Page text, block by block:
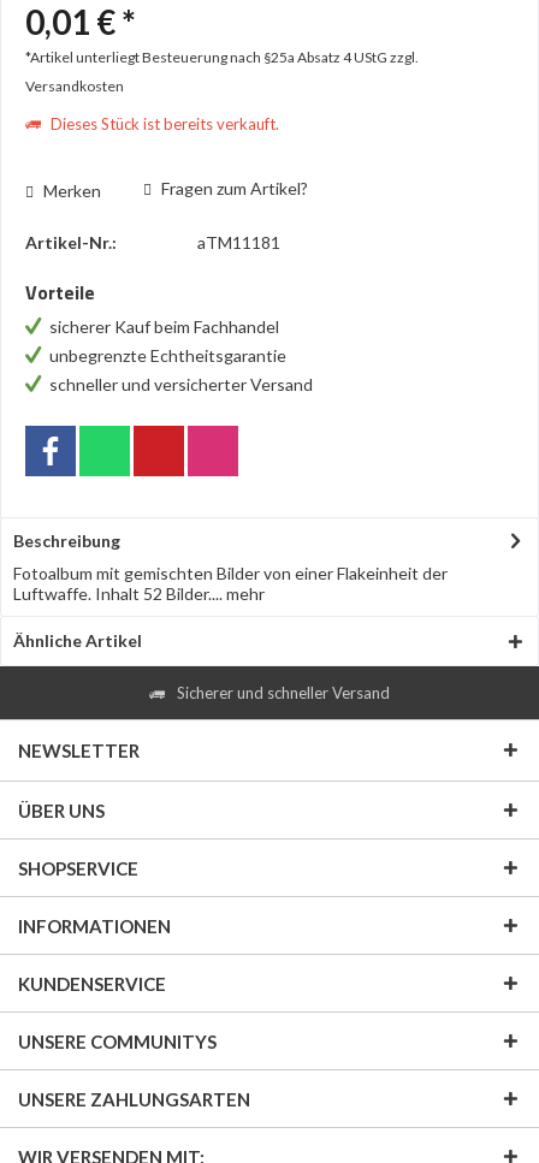
0,01 € *
*Artikel unterliegt Besteuerung nach §25a Absatz 4 UStG zzgl.
Versandkosten
Dieses Stück ist bereits verkauft.
Merken Fragen zum Artikel?
Artikel-Nr.: aTM11181
Vorteile
sicherer Kauf beim Fachhandel
unbegrenzte Echtheitsgarantie
schneller und versicherter Versand
Beschreibung
Fotoalbum mit gemischten Bilder von einer Flakeinheit der
Luftwaffe. Inhalt 52 Bilder....mehr
Ähnliche Artikel
Sicherer und schneller Versand
NEWSLETTER
ÜBER UNS
SHOPSERVICE
INFORMATIONEN
KUNDENSERVICE
UNSERE COMMUNITYS
UNSERE ZAHLUNGSARTEN
WIR VERSENDEN MIT: